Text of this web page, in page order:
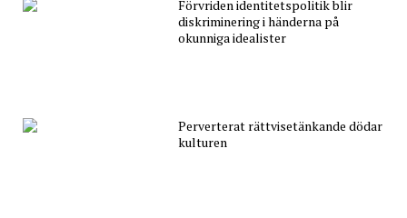
Förvriden identitetspolitik blir
diskriminering i händerna på
okunniga idealister
Perverterat rättvisetänkande dödar
kulturen